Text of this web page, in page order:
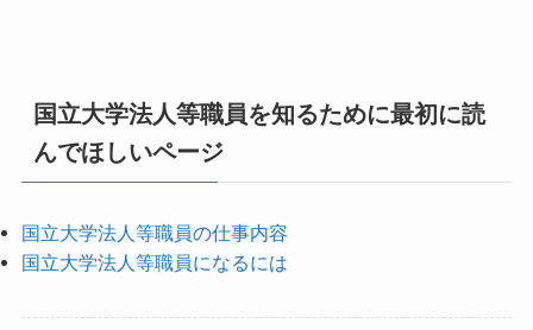
国立大学法人等職員を知るために最初に読
んでほしいページ
国立大学法人等職員の仕事内容
国立大学法人等職員になるには